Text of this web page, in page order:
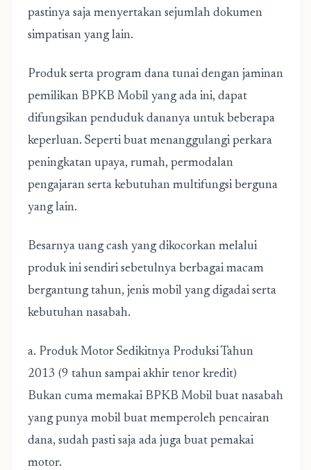
pastinya saja menyertakan sejumlah dokumen
simpatisan yang lain.
Produk serta program dana tunai dengan jaminan
pemilikan BPKB Mobil yang ada ini, dapat
difungsikan penduduk dananya untuk beberapa
keperluan. Seperti buat menanggulangi perkara
peningkatan upaya, rumah, permodalan
pengajaran serta kebutuhan multifungsi berguna
yang lain.
Besarnya uang cash yang dikocorkan melalui
produk ini sendiri sebetulnya berbagai macam
bergantung tahun, jenis mobil yang digadai serta
kebutuhan nasabah.
a. Produk Motor Sedikitnya Produksi Tahun
2013 (9 tahun sampai akhir tenor kredit)
Bukan cuma memakai BPKB Mobil buat nasabah
yang punya mobil buat memperoleh pencairan
dana, sudah pasti saja ada juga buat pemakai
motor.